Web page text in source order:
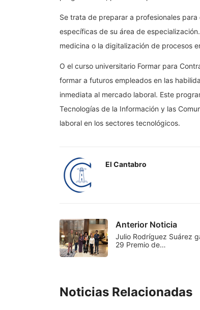
Se trata de preparar a profesionales
específicas de su área de
medicina o la digitalización de procesos
O el curso universitario Formar para
formar a futuros empleados en las
inmediata al mercado laboral. Este
Tecnologías de la Información y las
laboral en los sectores tecnológicos.
El Cantabro
Anterior Noticia
Julio Rodríguez Suárez
29 Premio de…
Noticias Relacionadas